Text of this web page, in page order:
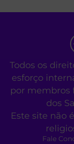
Todos os
esforço
por membros
dos
Este site não
Fale